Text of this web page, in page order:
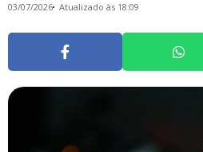
03/07/2026 Atualizado às 18:09